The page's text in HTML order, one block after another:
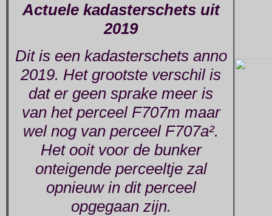
Actuele kadasterschets uit
2019
Dit is een kadasterschets anno
2019. Het grootste verschil is
dat er geen sprake meer is
van het perceel F707m maar
wel nog van perceel F707a².
Het ooit voor de bunker
onteigende perceeltje zal
opnieuw in dit perceel
opgegaan zijn.